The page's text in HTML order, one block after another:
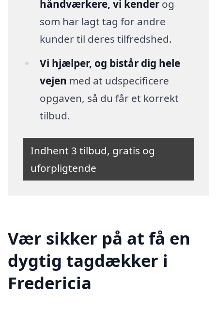
håndværkere, vi kenderog
som har lagt tag for andre
kunder til deres tilfredshed.
Vi hjælper, og bistår dig hele
vejen med at udspecificere
opgaven, så du får et korrekt
tilbud.
Indhent 3 tilbud, gratis og
uforpligtende
Vær sikker på at få en
dygtig tagdækker i
Fredericia